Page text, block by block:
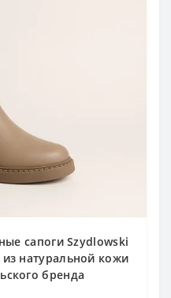
сапоги Szydlowski
натуральной кожи
бренда